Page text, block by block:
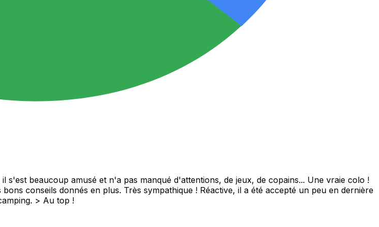
beaucoup amusé et n'a pas manqué d'attentions, de jeux, de copains... Une vraie colo !
conseils donnés en plus. Très sympathique ! Réactive, il a été accepté un peu en dernière
> Au top !